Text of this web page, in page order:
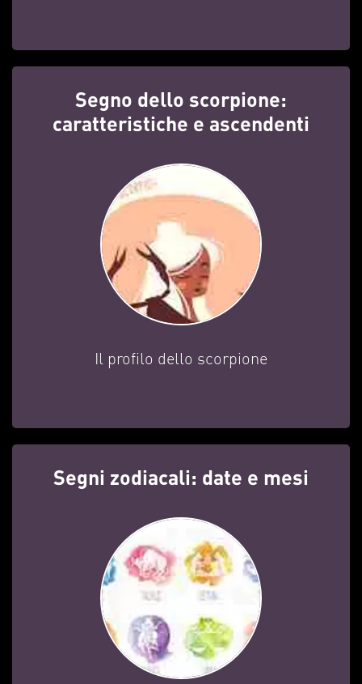
Segno dello scorpione:
caratteristiche e ascendenti
Il profilo dello scorpione
Segni zodiacali: date e mesi